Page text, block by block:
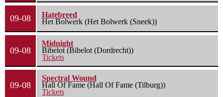
09-08
Hatebreed
Het Bolwerk (Het Bolwerk (Sneek))
09-08
Midnight
Bibelot (Bibelot (Dordrecht))
Tickets
09-08
Spectral Wound
Hall Of Fame (Hall Of Fame (Tilburg))
Tickets